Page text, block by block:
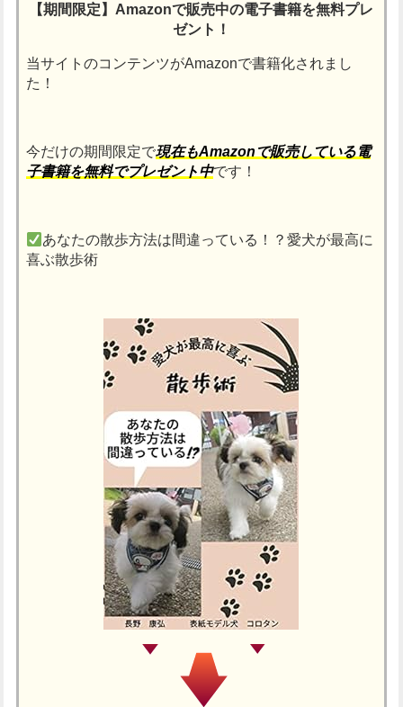
【期間限定】Amazonで販売中の電子書籍を無料プレ
ゼント！
当サイトのコンテンツがAmazonで書籍化されまし
た！
今だけの期間限定で現在もAmazonで販売している電
子書籍を無料でプレゼント中です！
あなたの散歩方法は間違っている！？愛犬が最高に
喜ぶ散歩術